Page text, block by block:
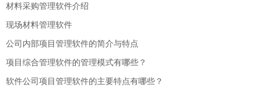
材料采购管理软件介绍
现场材料管理软件
公司内部项目管理软件的简介与特点
项目综合管理软件的管理模式有哪些？
软件公司项目管理软件的主要特点有哪些？